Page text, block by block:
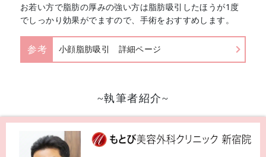
お若い方で脂肪の厚みの強い方は脂肪吸引したほうが1度
でしっかり効果がでますので、手術をおすすめします。
参考 小顔脂肪吸引 詳細ページ
~執筆者紹介~